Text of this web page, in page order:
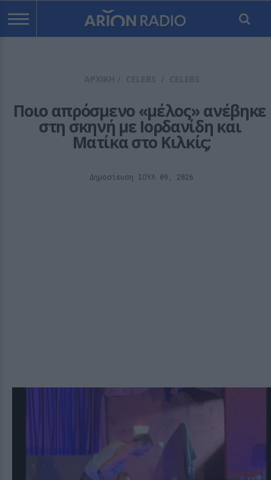
Ποιο απρόσμενο «μέλος» ανέβηκε
στη σκηνή με Ιορδανίδη και
Ματίκα στο Κιλκίς;
Δημοσίευση ΙΟΥΛ 09, 2026